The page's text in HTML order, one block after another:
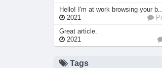
Hello! I'm at work browsing your b...
2021
Great article.
2021
Tags